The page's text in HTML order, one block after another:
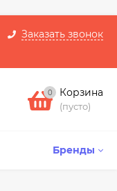
Заказать звонок
0 Корзина
(пусто)
Бренды